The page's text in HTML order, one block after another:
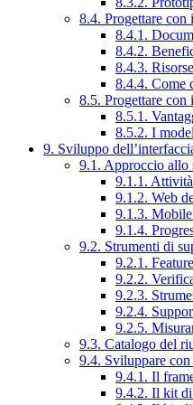
8.4. Progettare con
8.4.1.
8.4.2.
8.4.3.
8.4.4. Come
8.5. Progettare
8.5.1.
8.5.2. I
9. Sviluppo
9.1. Approccio allo
9.1.1.
9.1.2. Web
9.1.3.
9.1.4.
9.2. Strumenti di
9.2.1.
9.2.2.
9.2.3.
9.2.4.
9.2.5.
9.3. Catalogo del
9.4. Sviluppare
9.4.1. Il
9.4.2. Il kit